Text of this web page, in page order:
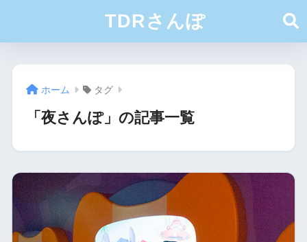
TDRさんぽ
ホーム タグ
「夜さんぽ」の記事一覧